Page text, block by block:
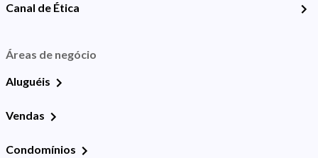
Canal de Ética
Áreas de negócio
Aluguéis
Vendas
Condomínios